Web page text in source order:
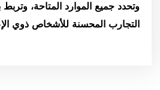
وتحدد جميع الموارد المتاحة،
التجارب المحسنة للأشخاص ذوي